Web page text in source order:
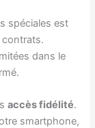
spéciales est
contrats.
dans le
accès fidélité.
smartphone,